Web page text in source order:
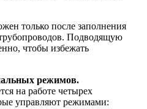
только после заполнения
Подводящую
чтобы избежать
режимов.
на работе четырех
управляют режимами: